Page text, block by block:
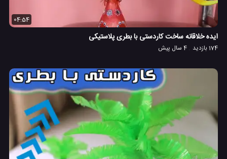
04:54
ایده خلاقانه ساخت کاردستی با بطری پلاستیکی
174 بازدید 4 سال پیش